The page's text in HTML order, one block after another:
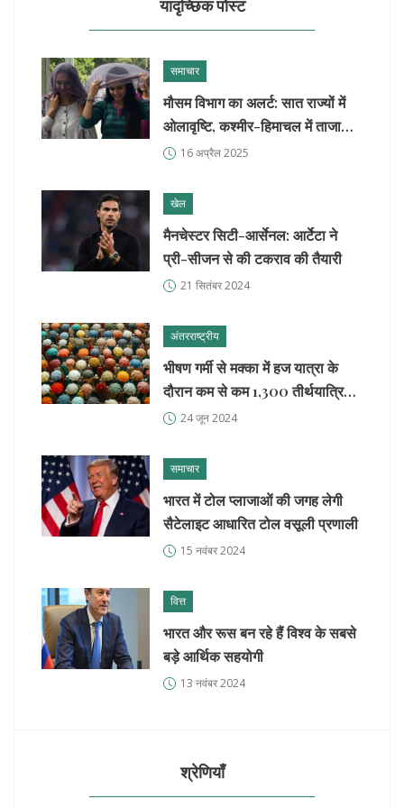
यादृच्छिक पोस्ट
समाचार
मौसम विभाग का अलर्ट: सात राज्यों में
ओलावृष्टि, कश्मीर-हिमाचल में ताजा
पश्चिमी विक्षोभ के चलते हिमपात
16 अप्रैल 2025
खेल
मैनचेस्टर सिटी-आर्सेनल: आर्टेटा ने
प्री-सीजन से की टकराव की तैयारी
21 सितंबर 2024
अंतरराष्ट्रीय
भीषण गर्मी से मक्का में हज यात्रा के
दौरान कम से कम 1,300 तीर्थयात्रियों
की मौत24 जून 2024
समाचार
भारत में टोल प्लाजाओं की जगह लेगी
सैटेलाइट आधारित टोल वसूली प्रणाली
15 नवंबर 2024
वित्त
भारत और रूस बन रहे हैं विश्व के सबसे
बड़े आर्थिक सहयोगी
13 नवंबर 2024
श्रेणियाँ